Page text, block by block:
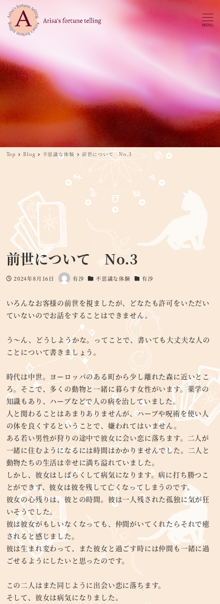
MENU
Top Blog 不思議な体験 前世について No.3
前世について No.3
投稿日
2024年8月16日
著
有沙
カテゴリー
不思議な体験
カテゴリー
有沙
いろんなお客様の前世を視ましたが、どなたも許可をいただい
ていないのでお話をすることはできません。
う～ん、どうしようかな。ってことで、書いても大丈夫な人の
ことについて書きましょう。
時代は中世。ヨーロッパのある町から少し離れた森に近いとこ
ろ。そこで、多くの動物と一緒に暮らす女性がいます。薬学の
知識もあり、ハーブなどで人の病を治していました。
人と関わることはあまりありませんが、ハーブや呪術を使い人
の体を良くするということで、嫌われてはいません。
ある若い男性が狩りの途中で彼女に会い恋に落ちます。二人が
一緒に住むようになるには時間はかかりませんでした。二人と
動物たちの生活は幸せに満ち溢れていました。
しかし、彼女はしばらくして病気になります。病に打ち勝つこ
とができず、彼女は彼を残して亡くなってしまうのです。
彼女の心残りは、彼との時間。彼は一人残された孤独に気が狂
いそうでした。
彼は彼女がもしいなくなっても、仲間がいてくれたらそれで癒
されると感じました。
彼は生まれ変わって、また彼女と過ごす時には仲間も一緒に過
ごせるようにしたいと思ったのです。
この二人はまた同じように出会い恋に落ちます。
そして、彼女は病気になりました。